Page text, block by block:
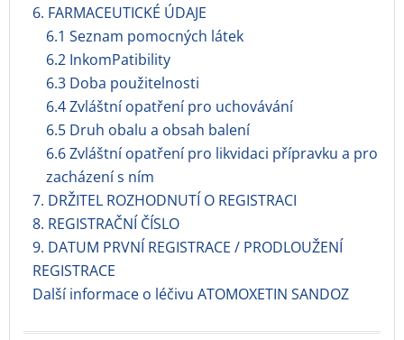
6. FARMACEUTICKÉ ÚDAJE
6.1 Seznam pomocných látek
6.2 InkomPatibility
6.3 Doba použitelnosti
6.4 Zvláštní opatření pro uchovávání
6.5 Druh obalu a obsah balení
6.6 Zvláštní opatření pro likvidaci přípravku a pro
zacházení s ním
7. DRŽITEL ROZHODNUTÍ O REGISTRACI
8. REGISTRAČNÍ ČÍSLO
9. DATUM PRVNÍ REGISTRACE / PRODLOUŽENÍ
REGISTRACE
Další informace o léčivu ATOMOXETIN SANDOZ